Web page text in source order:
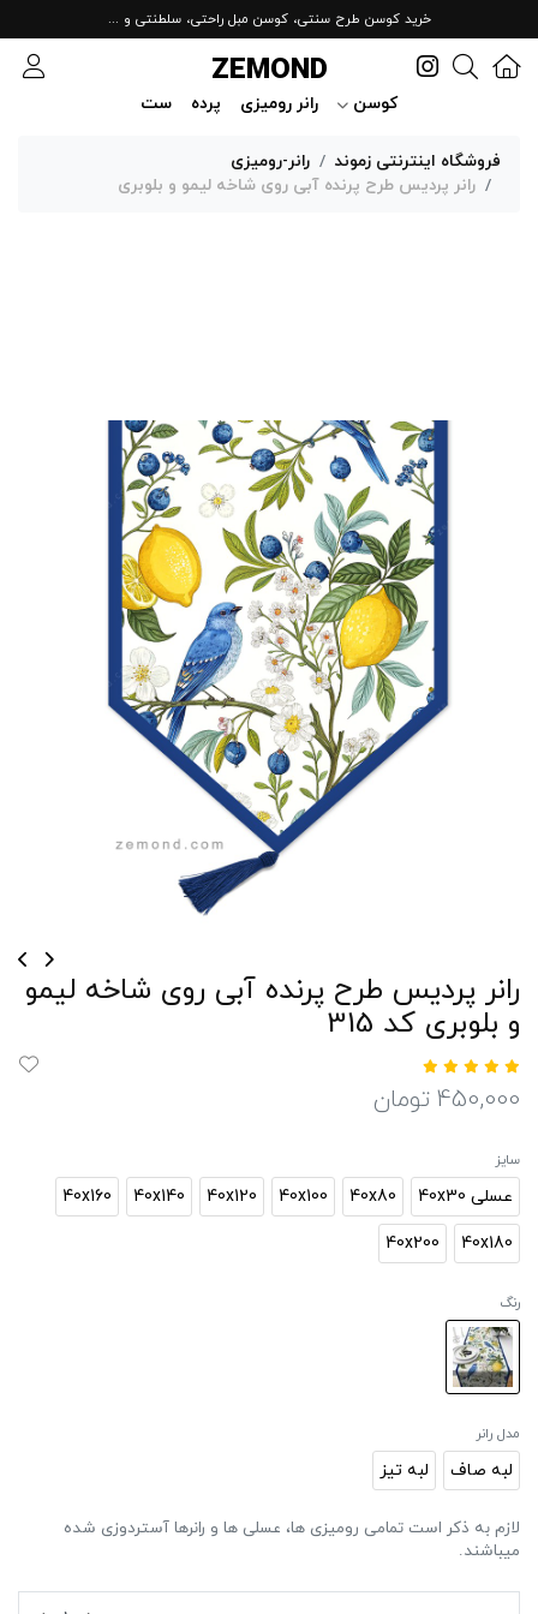
خرید کوسن طرح سنتی، کوسن مبل راحتی، سلطنتی و ...
ZEMOND
کوسن رانر رومیزی پرده ست
فروشگاه اینترنتی زموند
رانر-رومیزی
رانر پردیس طرح پرنده آبی روی شاخه لیمو و بلوبری
رانر پردیس طرح پرنده آبی روی شاخه لیمو
و بلوبری کد 315
450,000 تومان
سایز
عسلی 40x30 40x80
40x100
40x120
40x140
40x160
40x180
40x200
رنگ
مدل رانر
لبه صاف لبه تیز
لازم به ذکر است تمامی رومیزی ها، عسلی ها و رانرها آستردوزی شده
میباشند.